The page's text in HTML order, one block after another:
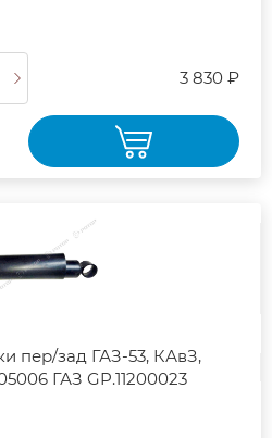
3 830 ₽
пер/зад ГАЗ-53, КАвЗ,
ГАЗ GP.11200023